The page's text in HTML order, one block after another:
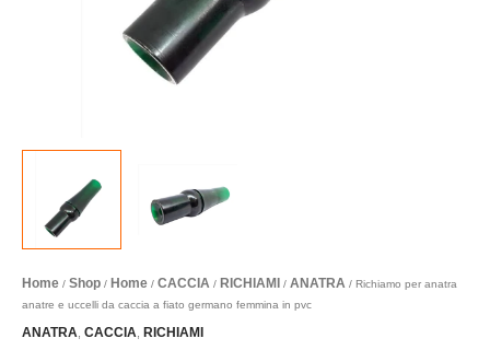
Home / Shop / Home / CACCIA / RICHIAMI / ANATRA / Richiamo per anatra
anatre e uccelli da caccia a fiato germano femmina in pvc
ANATRA CACCIA RICHIAMI